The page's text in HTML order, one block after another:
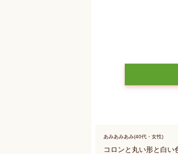
あみあみあみ(40代・女性)
コロンと丸い形と白